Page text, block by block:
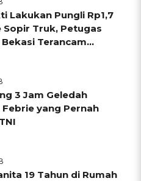
Lakukan Pungli Rp1,7
Sopir Truk, Petugas
Terancam
3 Jam Geledah
Febrie yang Pernah
19 Tahun di Rumah